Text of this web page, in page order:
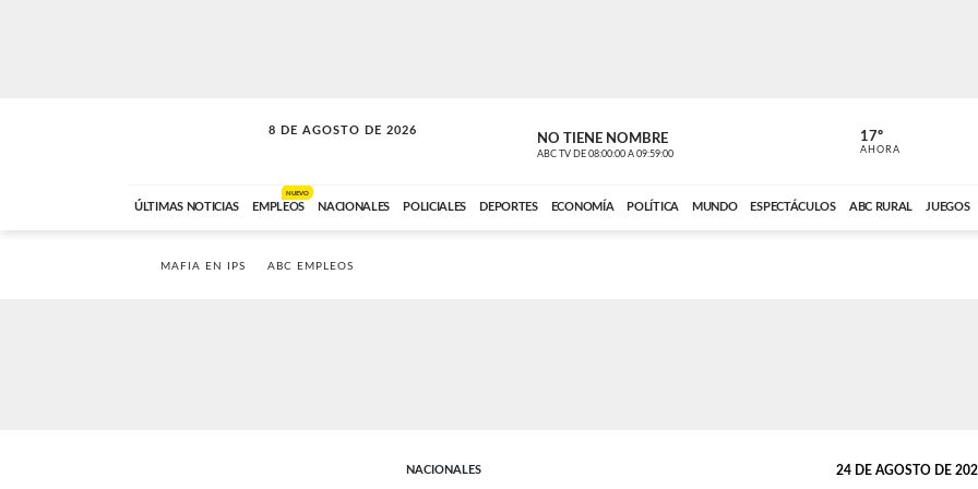
8 DE AGOSTO DE 2026
CONEXIÓN ROMANCE NO TIENE NOMBRE
ABC TV DE 08:00:00 A 09:59:00 ABC CARDINAL
17º
AHORA
ÚLTIMAS NOTICIAS EMPLEOS
NUEVO
NACIONALES POLICIALES DEPORTES ECONOMÍA POLÍTICA MUNDO ESPECTÁCULOS ABC RURAL JUEGOS
MAFIA EN IPS ABC EMPLEOS
NACIONALES 24 DE AGOSTO DE